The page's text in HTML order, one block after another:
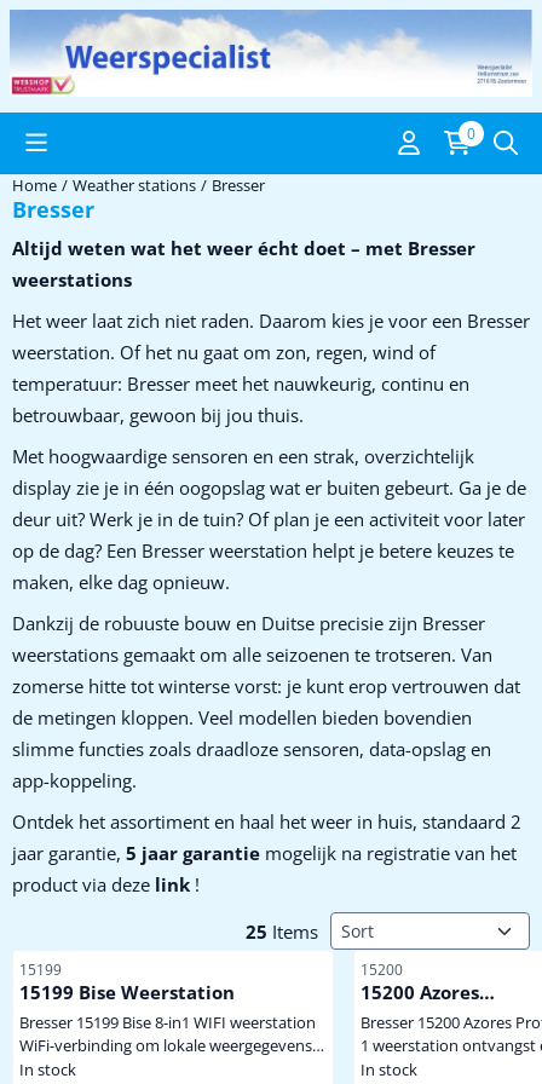
Cookie preferences are available. Choose settings or allow all
0
Home / Weather stations / Bresser
Bresser
Altijd weten wat het weer écht doet – met Bresser
weerstations
Het weer laat zich niet raden. Daarom kies je voor een Bresser
weerstation. Of het nu gaat om zon, regen, wind of
temperatuur: Bresser meet het nauwkeurig, continu en
betrouwbaar, gewoon bij jou thuis.
Met hoogwaardige sensoren en een strak, overzichtelijk
display zie je in één oogopslag wat er buiten gebeurt. Ga je de
deur uit? Werk je in de tuin? Of plan je een activiteit voor later
op de dag? Een Bresser weerstation helpt je betere keuzes te
maken, elke dag opnieuw.
Dankzij de robuuste bouw en Duitse precisie zijn Bresser
weerstations gemaakt om alle seizoenen te trotseren. Van
zomerse hitte tot winterse vorst: je kunt erop vertrouwen dat
de metingen kloppen. Veel modellen bieden bovendien
slimme functies zoals draadloze sensoren, data-opslag en
app-koppeling.
Ontdek het assortiment en haal het weer in huis, standaard 2
jaar garantie, 5 jaar garantie mogelijk na registratie van het
product via deze link !
25 Items Sort method
Item number
15199
15199 Bise Weerstation
Bresser 15199 Bise 8-in1 WIFI weerstation
WiFi-verbinding om lokale weergegevens
te publiceren op Weathercloud weergave
In stock
Item number
15200
15200 Azores
Weerstation
Bresser 15200 Azores
1 weerstation ontvangst en
weergave van de
In stock